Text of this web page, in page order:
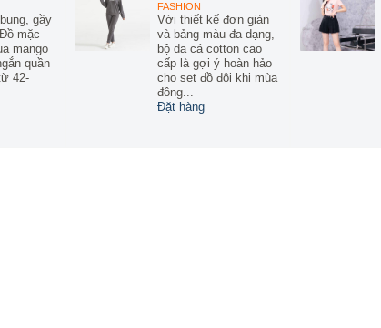
gầy
mặc
mango
quần
42-
FASHION
Với thiết kế đơn giản
và bảng màu đa dạng,
bộ da cá cotton cao
cấp là gợi ý hoàn hảo
cho set đồ đôi khi mùa
đông...
Đặt hàng